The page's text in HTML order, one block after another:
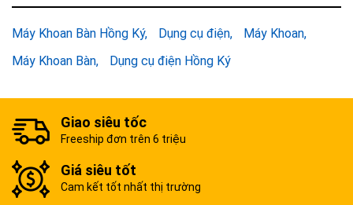
Máy Khoan Bàn Hồng Ký Dụng cụ điện
Máy Khoan
Máy Khoan Bàn
Dụng cụ điện Hồng Ký
Giao siêu tốc
Freeship đơn trên 6 triệu
Giá siêu tốt
Cam kết tốt nhất thị trường